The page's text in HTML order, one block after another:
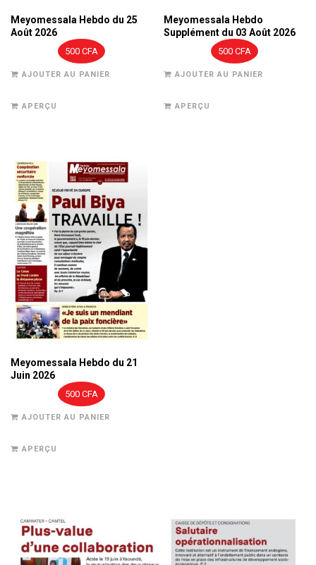
Meyomessala Hebdo du 25
Août 2026
500 CFA
AJOUTER AU PANIER
APERÇU
Meyomessala Hebdo
Supplément du 03 Août 2026
500CFA
AJOUTER AU PANIER
APERÇU
Meyomessala Hebdo du 21
Juin 2026
500 CFA
AJOUTER AU PANIER
APERÇU